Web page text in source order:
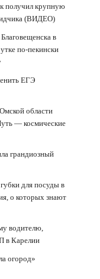
получил крупную
(ВИДЕО)
в
по-пекински
ЕГЭ
области
— космические
грандиозный
для посуды в
о которых знают
водителю,
в Карелии
огород»